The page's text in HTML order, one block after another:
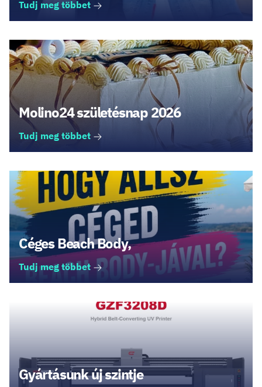
Tudj meg többet
Molino24 születésnap 2026
Tudj meg többet
Céges Beach Body,
Tudj meg többet
Gyártásunk új szintje